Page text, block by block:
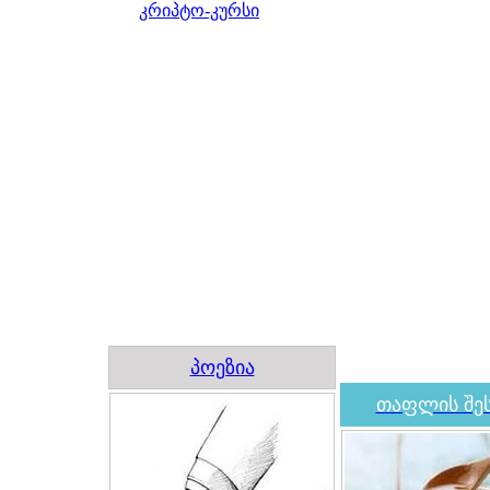
კრიპტო-კურსი
პოეზია
თაფლის